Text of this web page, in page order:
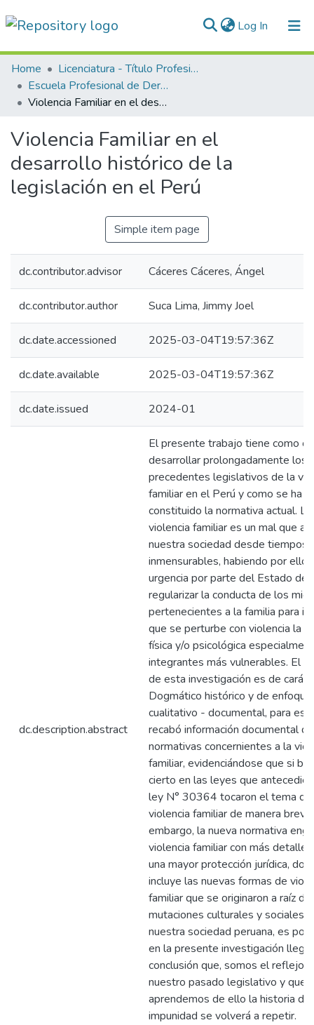
Log In (current)
Communities & Collections
All of DSpace
Normativas
Home
Licenciatura - Título Profesional
Escuela Profesional de Derecho
Violencia Familiar en el desarrollo histórico de la legislación en el Perú
Violencia Familiar en el
desarrollo histórico de la
legislación en el Perú
Simple item page
dc.contributor.advisor Cáceres Cáceres, Ángel
dc.contributor.author Suca Lima, Jimmy Joel
dc.date.accessioned 2025-03-04T19:57:36Z
dc.date.available 2025-03-04T19:57:36Z
dc.date.issued 2024-01
dc.description.abstract
El presente trabajo tiene como
desarrollar prolongadamente los
precedentes legislativos de la
familiar en el Perú y como se ha
constituido la normativa actual. La
violencia familiar es un mal que
nuestra sociedad desde tiempos
inmensurables, habiendo por ello
urgencia por parte del Estado de
regularizar la conducta de los
pertenecientes a la familia para
que se perturbe con violencia la
física y/o psicológica
integrantes más vulnerables. El
de esta investigación es de
Dogmático histórico y de enfoque
cualitativo - documental, para
recabó información documental
normativas concernientes a la
familiar, evidenciándose que si
cierto en las leyes que
ley N° 30364 tocaron el tema de
violencia familiar de manera
embargo, la nueva normativa
violencia familiar con más
una mayor protección jurídica,
incluye las nuevas formas de
familiar que se originaron a raíz
mutaciones culturales y sociales
nuestra sociedad peruana, es por
en la presente investigación
conclusión que, somos el reflejo
nuestro pasado legislativo y que
aprendemos de ello la historia de
impunidad se volverá a repetir.